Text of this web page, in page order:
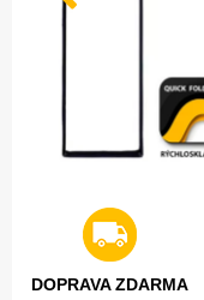
DOPRAVA ZDARMA